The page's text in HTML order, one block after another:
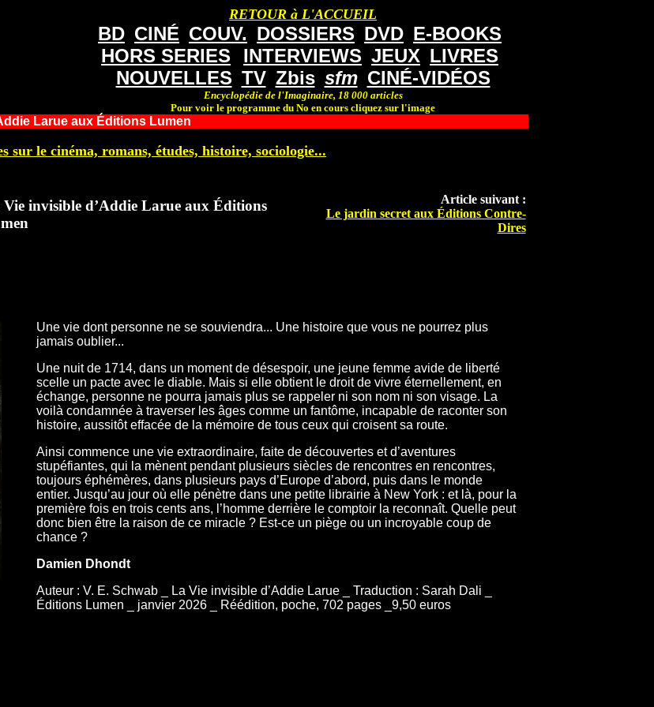
RETOUR à L'ACCUEIL
BD CINÉ COUV. DOSSIERS DVD E-BOOKS
HORS SERIES
INTERVIEWS JEUX LIVRES
NOUVELLES TV Zbis sfm CINÉ-VIDÉOS
Encyclopédie de l'Imaginaire, 18 000 articles
Pour voir le programme du No en cours cliquez sur l'image
Larue aux Éditions Lumen
sur le cinéma, romans, études, histoire, sociologie...
invisible d’Addie Larue aux Éditions
Article suivant :
Le jardin secret aux Éditions Contre-
Dires
Une vie dont personne ne se souviendra... Une histoire que vous ne pourrez plus
jamais oublier...
Une nuit de 1714, dans un moment de désespoir, une jeune femme avide de liberté
scelle un pacte avec le diable. Mais si elle obtient le droit de vivre éternellement, en
échange, personne ne pourra jamais plus se rappeler ni son nom ni son visage. La
voilà condamnée à traverser les âges comme un fantôme, incapable de raconter son
histoire, aussitôt effacée de la mémoire de tous ceux qui croisent sa route.
Ainsi commence une vie extraordinaire, faite de découvertes et d’aventures
stupéfiantes, qui la mènent pendant plusieurs siècles de rencontres en rencontres,
toujours éphémères, dans plusieurs pays d’Europe d’abord, puis dans le monde
entier. Jusqu’au jour où elle pénètre dans une petite librairie à New York : et là, pour la
première fois en trois cents ans, l’homme derrière le comptoir la reconnaît. Quelle peut
donc bien être la raison de ce miracle ? Est-ce un piège ou un incroyable coup de
chance ?
Damien Dhondt
Auteur : V. E. Schwab _ La Vie invisible d’Addie Larue _ Traduction : Sarah Dali _
Éditions Lumen _ janvier 2026 _ Réédition, poche, 702 pages _9,50 euros